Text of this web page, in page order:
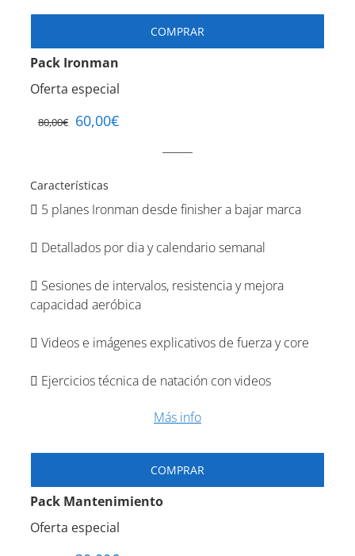
COMPRAR
Pack Ironman
Oferta especial
80,00€ 60,00€
Características
5 planes Ironman desde finisher a bajar marca
Detallados por dia y calendario semanal
Sesiones de intervalos, resistencia y mejora
capacidad aeróbica
Videos e imágenes explicativos de fuerza y core
Ejercicios técnica de natación con videos
Más info
COMPRAR
Pack Mantenimiento
Oferta especial